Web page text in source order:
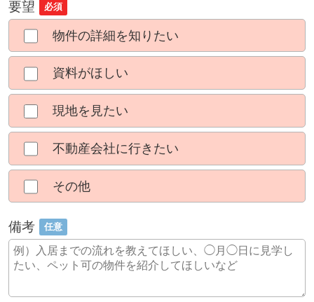
要望 必須
物件の詳細を知りたい
資料がほしい
現地を見たい
不動産会社に行きたい
その他
備考 任意